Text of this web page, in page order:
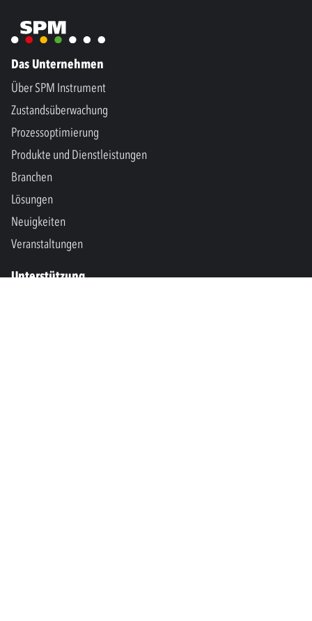
Das Unternehmen
Über SPM Instrument
Zustandsüberwachung
Prozessoptimierung
Produkte und Dienstleistungen
Branchen
Lösungen
Neuigkeiten
Veranstaltungen
Unterstützung